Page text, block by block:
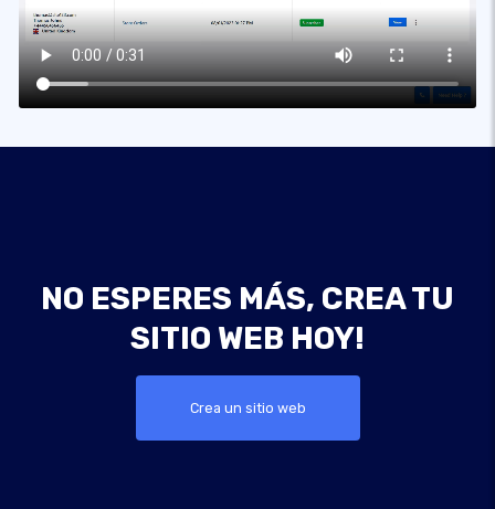
NO ESPERES MÁS, CREA TU
SITIO WEB HOY!
Crea un sitio web